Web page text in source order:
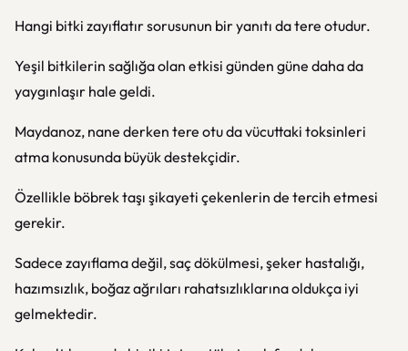
Hangi bitki zayıflatır sorusunun bir yanıtı da tere otudur.
Yeşil bitkilerin sağlığa olan etkisi günden güne daha da
yaygınlaşır hale geldi.
Maydanoz, nane derken tere otu da vücuttaki toksinleri
atma konusunda büyük destekçidir.
Özellikle böbrek taşı şikayeti çekenlerin de tercih etmesi
gerekir.
Sadece zayıflama değil, saç dökülmesi, şeker hastalığı,
hazımsızlık, boğaz ağrıları rahatsızlıklarına oldukça iyi
gelmektedir.